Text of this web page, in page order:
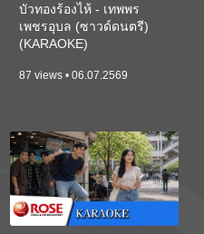
บัวทองร้องไห้ - เทพพร
เพชรอุบล (ซาวด์ดนตรี)
(KARAOKE)
87 views • 06.07.2569